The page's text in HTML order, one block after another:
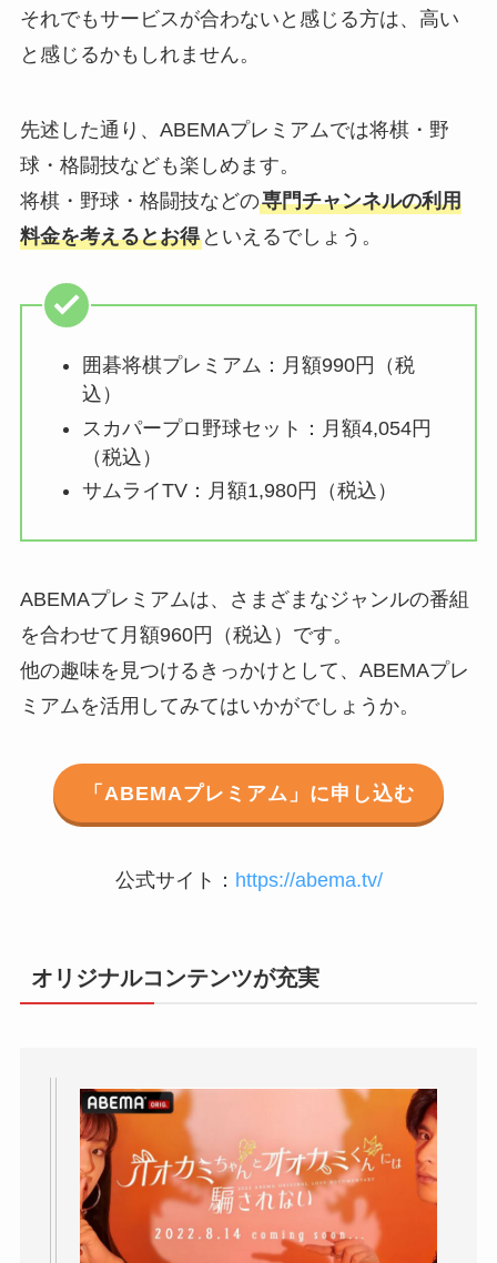
それでもサービスが合わないと感じる方は、高い
と感じるかもしれません。
先述した通り、ABEMAプレミアムでは将棋・野
球・格闘技なども楽しめます。
将棋・野球・格闘技などの専門チャンネルの利用
料金を考えるとお得といえるでしょう。
囲碁将棋プレミアム：月額990円（税
込）
スカパープロ野球セット：月額4,054円
（税込）
サムライTV：月額1,980円（税込）
ABEMAプレミアムは、さまざまなジャンルの番組
を合わせて月額960円（税込）です。
他の趣味を見つけるきっかけとして、ABEMAプレ
ミアムを活用してみてはいかがでしょうか。
「ABEMAプレミアム」に申し込む
公式サイト： https://abema.tv/
オリジナルコンテンツが充実